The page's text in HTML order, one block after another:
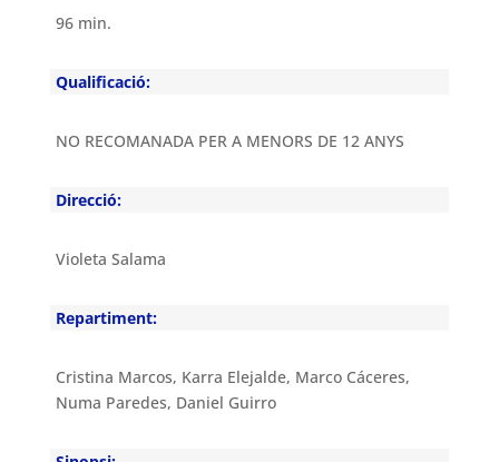
96 min.
Qualificació:
NO RECOMANADA PER A MENORS DE 12 ANYS
Direcció:
Violeta Salama
Repartiment:
Cristina Marcos, Karra Elejalde, Marco Cáceres,
Numa Paredes, Daniel Guirro